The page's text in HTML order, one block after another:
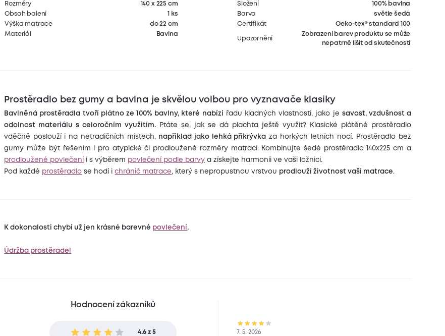
Rozměry
140 x 225 cm
Obsah balení
1 ks
Výška matrace
do 22 cm
Materiál
Bavlna
Složení
100% bavlna
Barva
světle šedá
Certifikát
Oeko-tex® standard 100
Upozornění
Zobrazení barev produktu se může
nepatrně lišit od skutečnosti
Prostěradlo bez gumy a bavlna je skvělou volbou pro vyznavače klasiky
Bavlněná prostěradla tvoří plátno ze 100% bavlny, které nabízí řadu kladných vlastností, jako je savost, vzdušnost a
odolnost materiálu s celoročním využitím.
Ptáte se, jak se dá plachta ještě využít? Klasické plátěné prostěradlo
vděčně poslouží
i na netradičních místech,například jako lehká přikrývka
za horkých letních nocí. Prostěradlo bez
gumy může být řešením i pro atypické či prodloužené rozměry matrací. Kombinujte šedé prostěradlo 140x225 cm a
prodloužené povlečení
i s výběrem povlečení podle barvy a získejte harmonii ve vaši ložnici.
Pod každé prostěradlo se hodí ichránič matrace, který s nepropustnou vrstvou prodlouží životnost vaší matrace.
K dokonalosti chybí už jen krásné barevné povlečení.
Údržba prostěradel
Hodnocení zákazníků
4.6 z 5 7. 5. 2026